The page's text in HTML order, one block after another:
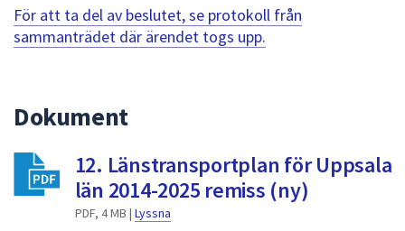
för
att
navigera
för
att
välja
För att ta del av beslutet, se protokoll från
sammanträdet där ärendet togs upp.
Dokument
12. Länstransportplan för Uppsala
län 2014-2025 remiss (ny)
PDF, 4 MB | Lyssna